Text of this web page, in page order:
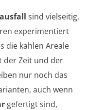
sind vielseitig.
experimentiert
die kahlen Areale
der Zeit und der
nur noch das
auch wenn
gefertigt sind,